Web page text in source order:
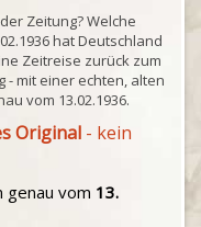
Zeitung? Welche
hat Deutschland
Zeitreise zurück zum
- mit einer echten, alten
vom 13.02.1936.
Original - kein
genau vom 13.